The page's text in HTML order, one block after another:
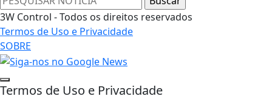
3W Control - Todos os direitos reservados
Termos de Uso e Privacidade
SOBRE
Termos de Uso e Privacidade